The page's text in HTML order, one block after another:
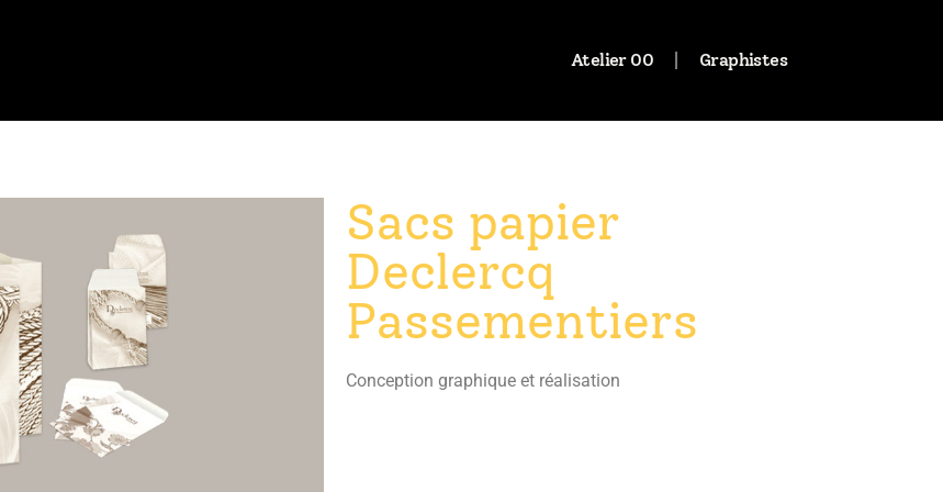
Atelier 00 Graphistes
Sacs papier
Declercq
Passementiers
Conception graphique et réalisation